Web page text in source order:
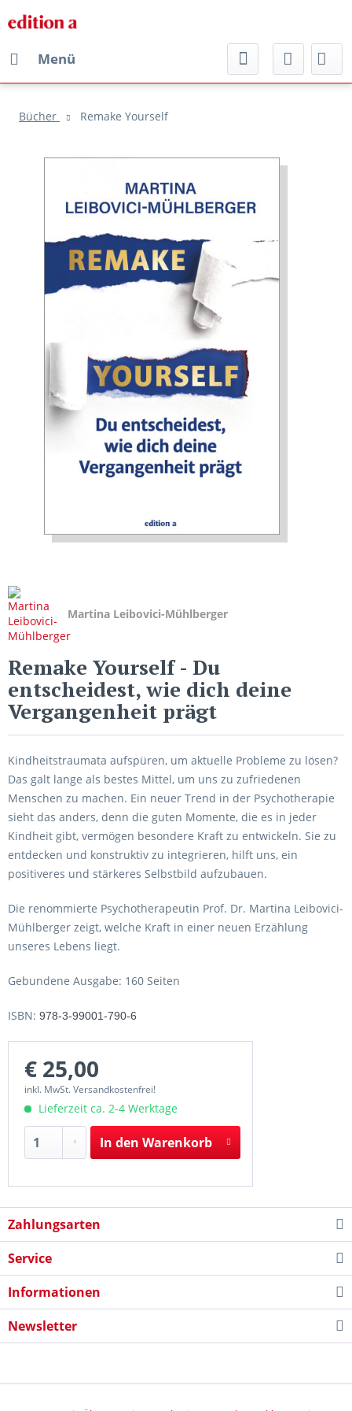
Menü
Bücher Remake Yourself
Martina Leibovici-Mühlberger
Remake Yourself- Du
entscheidest, wie dich deine
Vergangenheit prägt
Kindheitstraumata aufspüren, um aktuelle Probleme zu lösen?
Das galt lange als bestes Mittel, um uns zu zufriedenen
Menschen zu machen. Ein neuer Trend in der Psychotherapie
sieht das anders, denn die guten Momente, die es in jeder
Kindheit gibt, vermögen besondere Kraft zu entwickeln. Sie zu
entdecken und konstruktiv zu integrieren, hilft uns, ein
positiveres und stärkeres Selbstbild aufzubauen.
Die renommierte Psychotherapeutin Prof. Dr. Martina Leibovici-
Mühlberger zeigt, welche Kraft in einer neuen Erzählung
unseres Lebens liegt.
Gebundene Ausgabe: 160 Seiten
ISBN: 978-3-99001-790-6
€ 25,00
inkl. MwSt. Versandkostenfrei!
Lieferzeit ca. 2-4 Werktage
In den Warenkorb
Zahlungsarten
Service
Informationen
Newsletter